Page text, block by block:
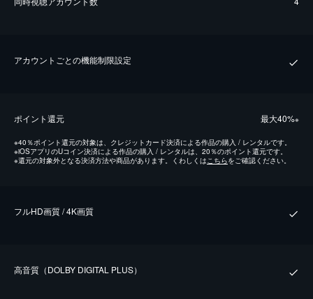
アカウントごとの機能制限設定
ポイント還元 最⼤40%※
※40％ポイント還元の対象は、クレジットカード決済による作品の購入 / レンタルです。
※iOSアプリのUコイン決済による作品の購入 / レンタルは、20％のポイント還元です。
※還元の対象外となる決済方法や商品があります。くわしくはこちらをご確認ください。
フルHD画質 / 4K画質
⾼⾳質（DOLBY DIGITAL PLUS）